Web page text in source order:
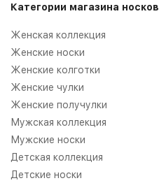
Категории магазина носков
Женская коллекция
Женские носки
Женские колготки
Женские чулки
Женские получулки
Мужская коллекция
Мужские носки
Детская коллекция
Детские носки